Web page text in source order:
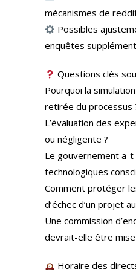
mécanismes de
Possibles
enquêtes
Questions clés
Pourquoi la
retirée du processus
L’évaluation des
ou négligente ?
Le gouvernement a-
technologiques
Comment protéger
d’échec d’un projet
Une commission
devrait-elle être mise
Horaire des